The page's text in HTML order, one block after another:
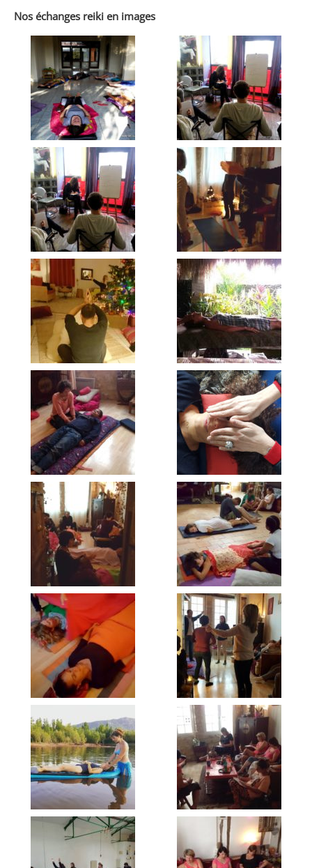
Autrement
Nos échanges reiki en images